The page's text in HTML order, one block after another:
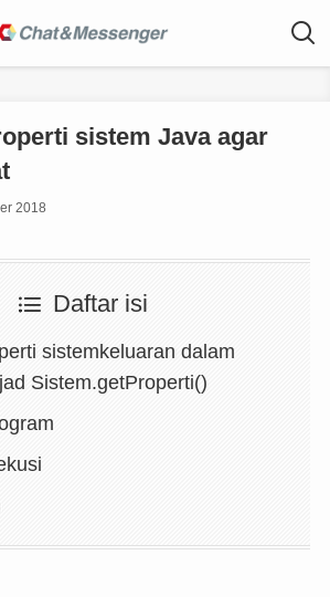
sistem Java agar
2018
Daftar isi
sistemkeluaran dalam
Sistem.getProperti()